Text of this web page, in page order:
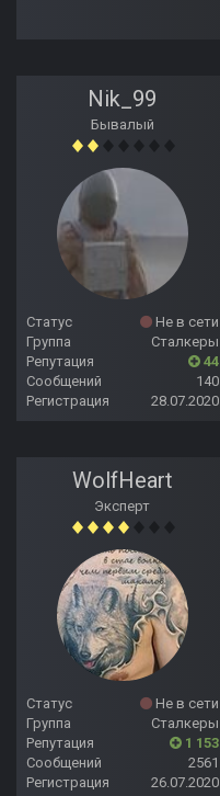
Nik_99
Бывалый
Статус
Не в сети
Группа
Сталкеры
Репутация
44
Сообщений
140
Регистрация
28.07.2020
WolfHeart
Эксперт
Статус
Не в сети
Группа
Сталкеры
Репутация
1 153
Сообщений
2561
Регистрация
26.07.2020